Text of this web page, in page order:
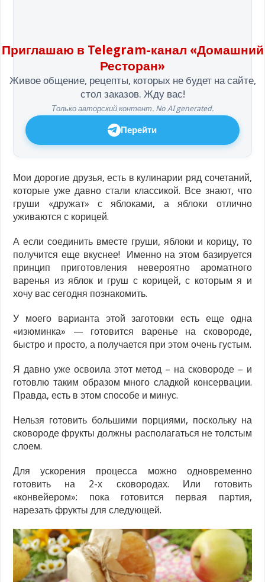
Приглашаю в Telegram-канал «Домашний
Ресторан»
Живое общение, рецепты, которых не будет на сайте,
стол заказов. Жду вас!
Только авторский контент. No AI generated.
Перейти
Мои дорогие друзья, есть в кулинарии ряд сочетаний,
которые уже давно стали классикой. Все знают, что
груши «дружат» с яблоками, а яблоки отлично
уживаются с корицей.
А если соединить вместе груши, яблоки и корицу, то
получится еще вкуснее! Именно на этом базируется
принцип приготовления невероятно ароматного
варенья из яблок и груш с корицей, с которым я и
хочу вас сегодня познакомить.
У моего варианта этой заготовки есть еще одна
«изюминка» — готовится варенье на сковороде,
быстро и просто, а получается при этом очень густым.
Я давно уже освоила этот метод – на сковороде – и
готовлю таким образом много сладкой консервации.
Правда, есть в этом способе и минус.
Нельзя готовить большими порциями, поскольку на
сковороде фрукты должны располагаться не толстым
слоем.
Для ускорения процесса можно одновременно
готовить на 2-х сковородах. Или готовить
«конвейером»: пока готовится первая партия,
нарезать фрукты для следующей.